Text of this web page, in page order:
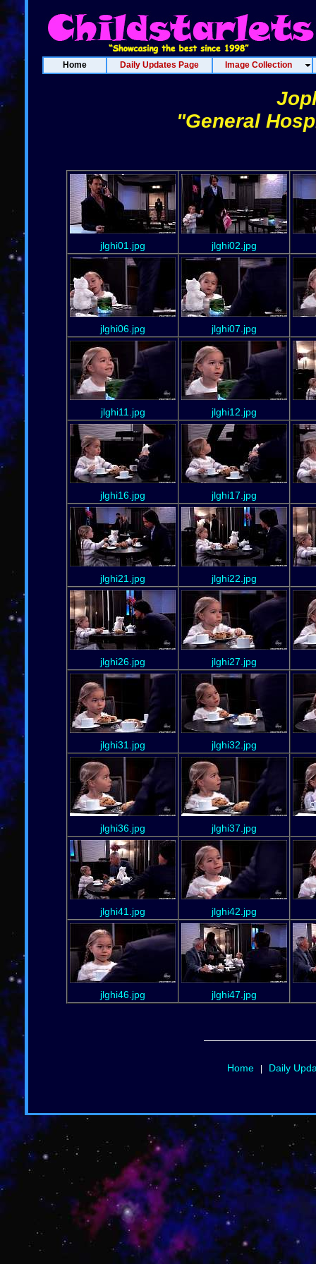
Home Daily Updates Page Image Collection
"General
jlghi01.jpg jlghi02.jpg
jlghi06.jpg jlghi07.jpg
jlghi11.jpg jlghi12.jpg
jlghi16.jpg jlghi17.jpg
jlghi21.jpg jlghi22.jpg
jlghi26.jpg jlghi27.jpg
jlghi31.jpg jlghi32.jpg
jlghi36.jpg jlghi37.jpg
jlghi41.jpg jlghi42.jpg
jlghi46.jpg jlghi47.jpg
Home| Daily